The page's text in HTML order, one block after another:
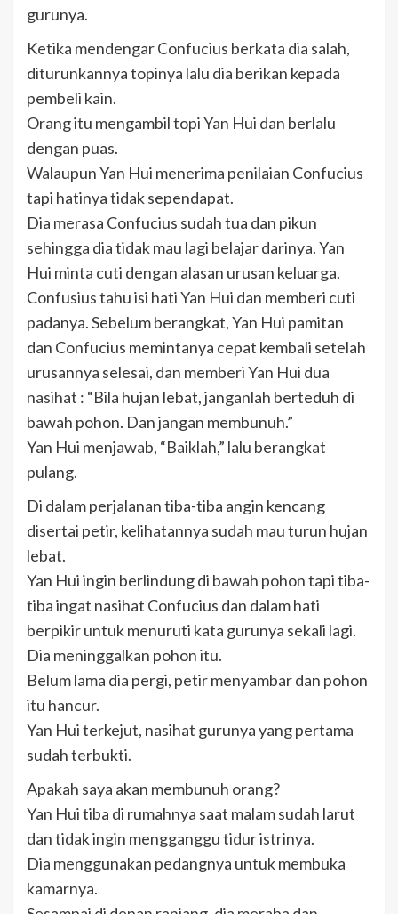
gurunya.
Ketika mendengar Confucius berkata dia salah,
diturunkannya topinya lalu dia berikan kepada
pembeli kain.
Orang itu mengambil topi Yan Hui dan berlalu
dengan puas.
Walaupun Yan Hui menerima penilaian Confucius
tapi hatinya tidak sependapat.
Dia merasa Confucius sudah tua dan pikun
sehingga dia tidak mau lagi belajar darinya. Yan
Hui minta cuti dengan alasan urusan keluarga.
Confusius tahu isi hati Yan Hui dan memberi cuti
padanya. Sebelum berangkat, Yan Hui pamitan
dan Confucius memintanya cepat kembali setelah
urusannya selesai, dan memberi Yan Hui dua
nasihat : “Bila hujan lebat, janganlah berteduh di
bawah pohon. Dan jangan membunuh.”
Yan Hui menjawab, “Baiklah,” lalu berangkat
pulang.
Di dalam perjalanan tiba-tiba angin kencang
disertai petir, kelihatannya sudah mau turun hujan
lebat.
Yan Hui ingin berlindung di bawah pohon tapi tiba-
tiba ingat nasihat Confucius dan dalam hati
berpikir untuk menuruti kata gurunya sekali lagi.
Dia meninggalkan pohon itu.
Belum lama dia pergi, petir menyambar dan pohon
itu hancur.
Yan Hui terkejut, nasihat gurunya yang pertama
sudah terbukti.
Apakah saya akan membunuh orang?
Yan Hui tiba di rumahnya saat malam sudah larut
dan tidak ingin mengganggu tidur istrinya.
Dia menggunakan pedangnya untuk membuka
kamarnya.